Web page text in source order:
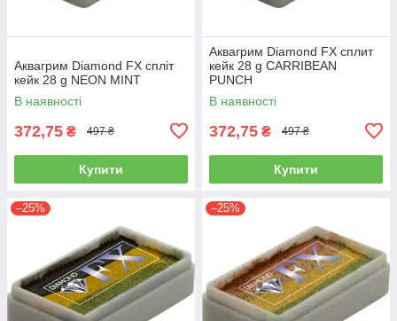
Аквагрим Diamond FX спліт
кейк 28 g NEON MINT
В наявності
372,75 ₴ 497 ₴
Купити
Аквагрим Diamond FX cплит
кейк 28 g CARRIBEAN
PUNCH
В наявності
372,75 ₴ 497 ₴
Купити
–25% –25%